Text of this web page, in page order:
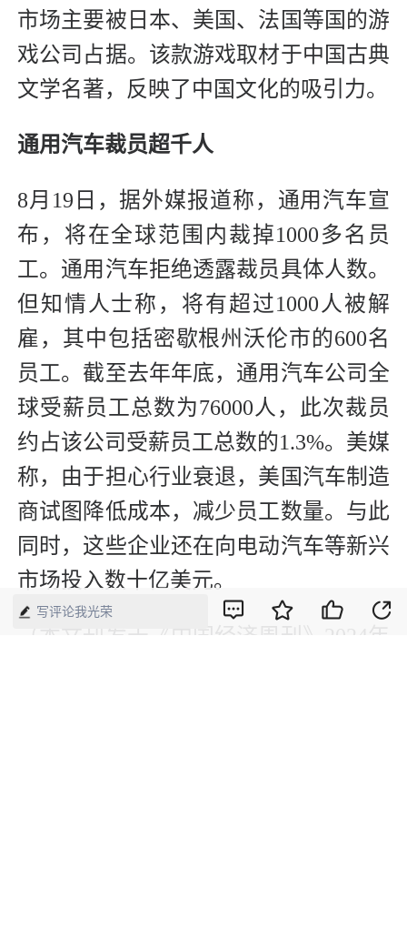
市场主要被日本、美国、法国等国的游
戏公司占据。该款游戏取材于中国古典
文学名著，反映了中国文化的吸引力。
通用汽车裁员超千人
8月19日，据外媒报道称，通用汽车宣
布，将在全球范围内裁掉1000多名员
工。通用汽车拒绝透露裁员具体人数。
但知情人士称，将有超过1000人被解
雇，其中包括密歇根州沃伦市的600名
员工。截至去年年底，通用汽车公司全
球受薪员工总数为76000人，此次裁员
约占该公司受薪员工总数的1.3%。美媒
称，由于担心行业衰退，美国汽车制造
商试图降低成本，减少员工数量。与此
同时，这些企业还在向电动汽车等新兴
市场投入数十亿美元。
（本文刊发于《中国经济周刊》2024年
写评论我光荣